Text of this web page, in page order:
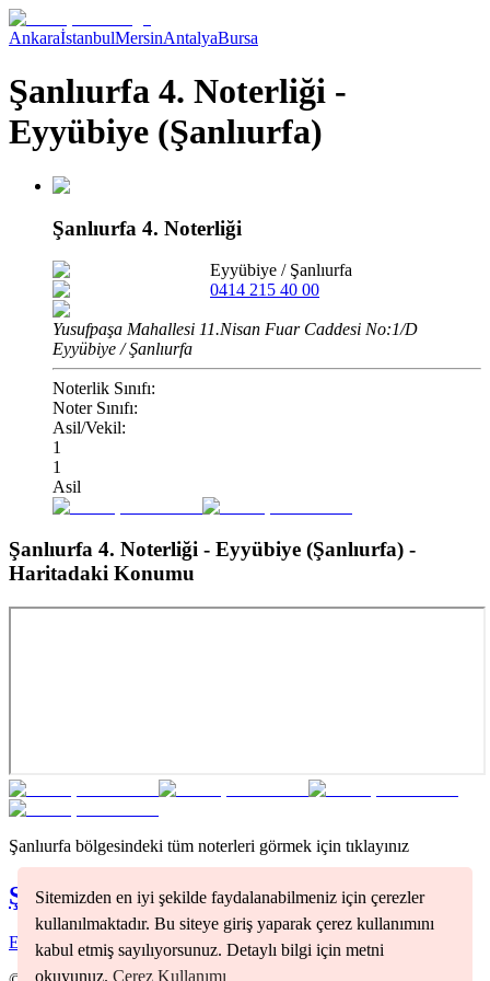
Sitemizden en iyi şekilde faydalanabilmeniz için çerezler
kullanılmaktadır. Bu siteye giriş yaparak çerez kullanımını
kabul etmiş sayılıyorsunuz. Detaylı bilgi için metni
okuyunuz. Çerez Kullanımı
AnkaraİstanbulMersinAntalyaBursa
Şanlıurfa 4. Noterliği -
Eyyübiye (Şanlıurfa)
Şanlıurfa 4. Noterliği
Eyyübiye / Şanlıurfa
0414 215 40 00
Yusufpaşa Mahallesi 11.Nisan Fuar Caddesi No:1/D
Eyyübiye / Şanlıurfa
Noterlik Sınıfı:
Noter Sınıfı:
Asil/Vekil:
1
1
Asil
Şanlıurfa 4. Noterliği - Eyyübiye (Şanlıurfa) -
Haritadaki Konumu
Şanlıurfa bölgesindeki tüm noterleri görmek için tıklayınız
ŞanlıurfaNoterleri
Eyyübiye 1